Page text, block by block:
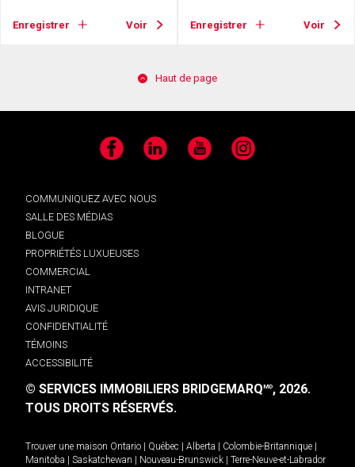
Enregistrer Voir Enregistrer Voir
Haut de page
Facebook LinkedIn YouTube Instagram
COMMUNIQUEZ AVEC NOUS
SALLE DES MÉDIAS
BLOGUE
PROPRIÉTÉS LUXUEUSES
COMMERCIAL
INTRANET
AVIS JURIDIQUE
CONFIDENTIALITÉ
TÉMOINS
ACCESSIBILITÉ
© SERVICES IMMOBILIERS BRIDGEMARQMD, 2026.
TOUS DROITS RÉSERVÉS.
Trouver une maison Ontario Québec Alberta Colombie-Britannique
Manitoba
Saskatchewan Nouveau-Brunswick
Terre-Neuve-et-Labrador